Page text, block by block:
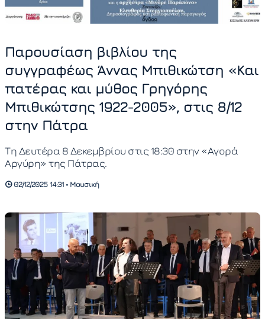
Παρουσίαση βιβλίου της
συγγραφέως Άννας Μπιθικώτση «Και
πατέρας και μύθος Γρηγόρης
Μπιθικώτσης 1922-2005», στις 8/12
στην Πάτρα
Τη Δευτέρα 8 Δεκεμβρίου στις 18:30 στην «Αγορά
Αργύρη» της Πάτρας.
02/12/2025 14:31 • Μουσική